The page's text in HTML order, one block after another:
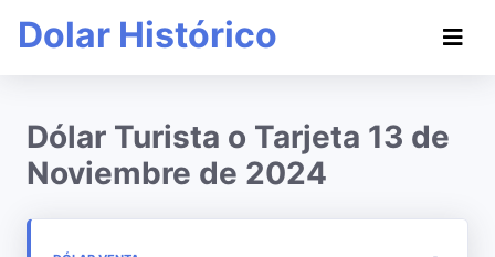
Dolar Histórico
Dólar Turista o Tarjeta 13 de
Noviembre de 2024